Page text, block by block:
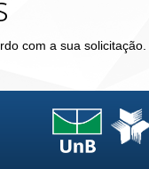
com a sua solicitação.